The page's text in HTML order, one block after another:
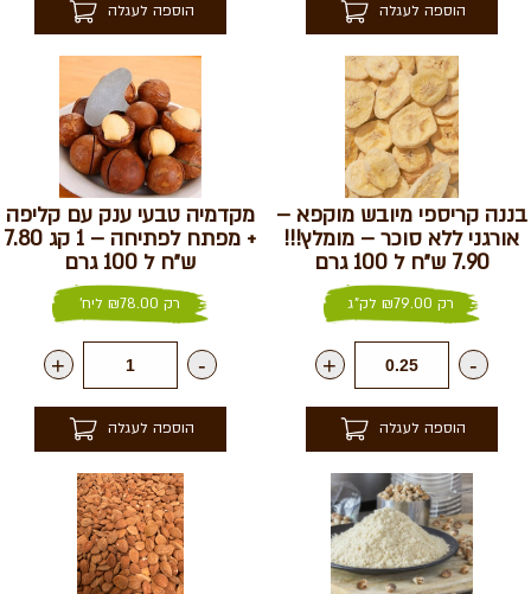
הוספה לעגלה הוספה לעגלה
בננה קריספי מיובש מוקפא –
אורגני ללא סוכר – מומלץ!!!
7.90 ש״ח ל 100 גרם
רק ₪79.00 לק"ג
-
+
הוספה לעגלה
מקדמיה טבעי ענק עם קליפה
+ מפתח לפתיחה – 1 קג 7.80
ש״ח ל 100 גרם
רק ₪78.00 ליח'
-
+
הוספה לעגלה